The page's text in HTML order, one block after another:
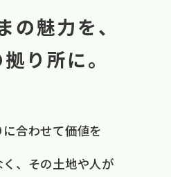
の魅力を、
り所に。
合わせて​価値を​
、 ​その​土地や​人が​